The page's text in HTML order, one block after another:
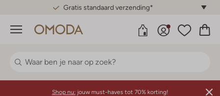
Gratis standaard verzending*
Menu
Shop nu: jouw must-haves tot 70% korting!